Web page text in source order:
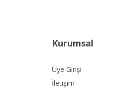
Kurumsal
Üye Girişi
İletişim